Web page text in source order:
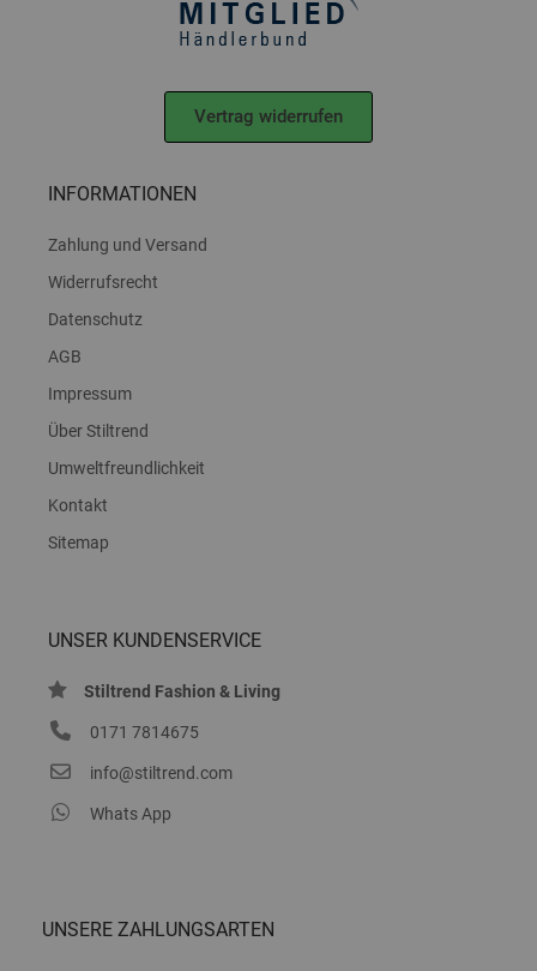
Vertrag widerrufen
INFORMATIONEN
Zahlung und Versand
Widerrufsrecht
Datenschutz
AGB
Impressum
Über Stiltrend
Umweltfreundlichkeit
Kontakt
Sitemap
UNSER KUNDENSERVICE
Stiltrend Fashion & Living
0171 7814675
info@stiltrend.com
Whats App
UNSERE ZAHLUNGSARTEN